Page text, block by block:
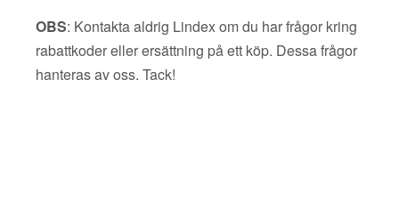
OBS: Kontakta aldrig Lindex om du har frågor kring
rabattkoder eller ersättning på ett köp. Dessa frågor
hanteras av oss. Tack!